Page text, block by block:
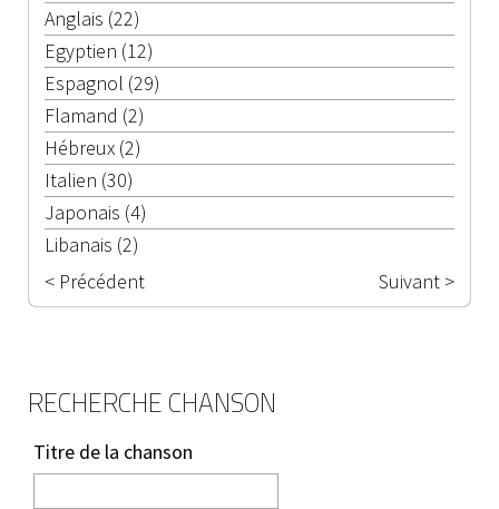
Anglais (22)
Egyptien (12)
Espagnol (29)
Flamand (2)
Hébreux (2)
Italien (30)
Japonais (4)
Libanais (2)
< Précédent
Suivant >
RECHERCHE CHANSON
Titre de la chanson